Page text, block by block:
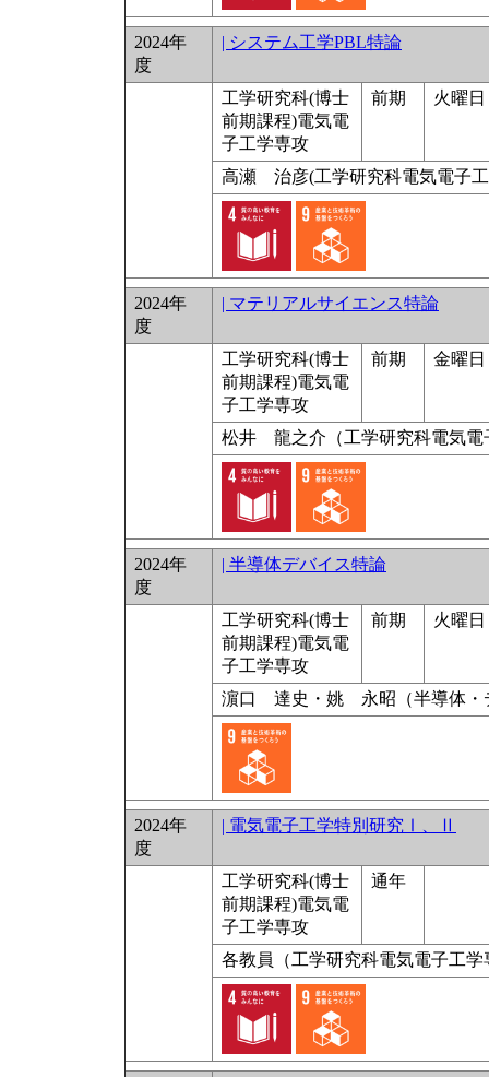
2024年
度
| システム工学PBL特論
工学研究科(博士
前期課程)電気電
子工学専攻
前期 火曜日
高瀬 治彦(工学研究科電気電子
2024年
度
| マテリアルサイエンス特論
工学研究科(博士
前期課程)電気電
子工学専攻
前期 金曜日
松井 龍之介（工学研究科電気電
2024年
度
| 半導体デバイス特論
工学研究科(博士
前期課程)電気電
子工学専攻
前期 火曜日
濵口 達史・姚 永昭（半導体・
2024年
度
| 電気電子工学特別研究Ⅰ、Ⅱ
工学研究科(博士
前期課程)電気電
子工学専攻
通年
各教員（工学研究科電気電子工学